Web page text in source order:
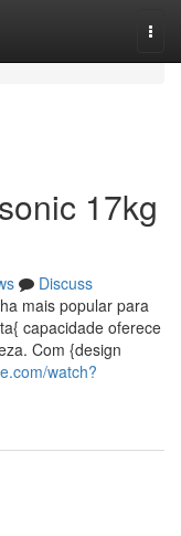
17kg
Discuss
mais popular para
capacidade oferece
Com {design
watch?